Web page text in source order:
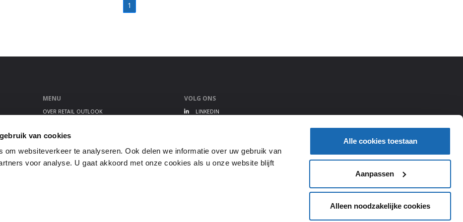
van cookies
om websiteverkeer te analyseren. Ook delen we informatie over uw gebruik van
voor analyse. U gaat akkoord met onze cookies als u onze website blijft
Alle cookies toestaan
Aanpassen
Alleen noodzakelijke cookies
1
MENU
OVER RETAIL OUTLOOK
ALGEMENE VOORWAARDEN
GEBRUIKERSVOORWAARDEN
DISCLAIMER
VOLG ONS
LINKEDIN